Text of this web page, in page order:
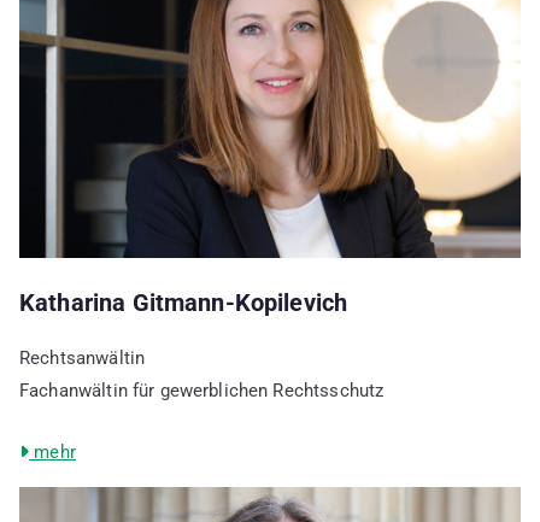
Katharina Gitmann-Kopilevich
Rechtsanwältin
Fachanwältin für gewerblichen Rechtsschutz
mehr